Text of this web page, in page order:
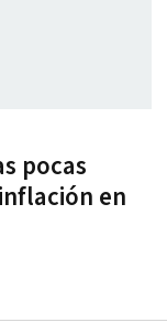
pocas
en